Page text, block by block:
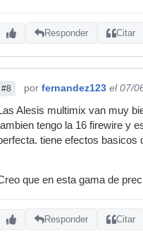
Responder Citar
#8 por fernandez123 el 07/
Las Alesis multimix van muy
tengo la 16 firewire y
tiene efectos basicos
que en esta gama de
Responder Citar